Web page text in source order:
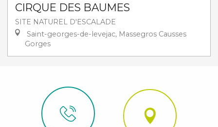
CIRQUE DES BAUMES
SITE NATUREL D'ESCALADE
Saint-georges-de-levejac, Massegros Causses
Gorges